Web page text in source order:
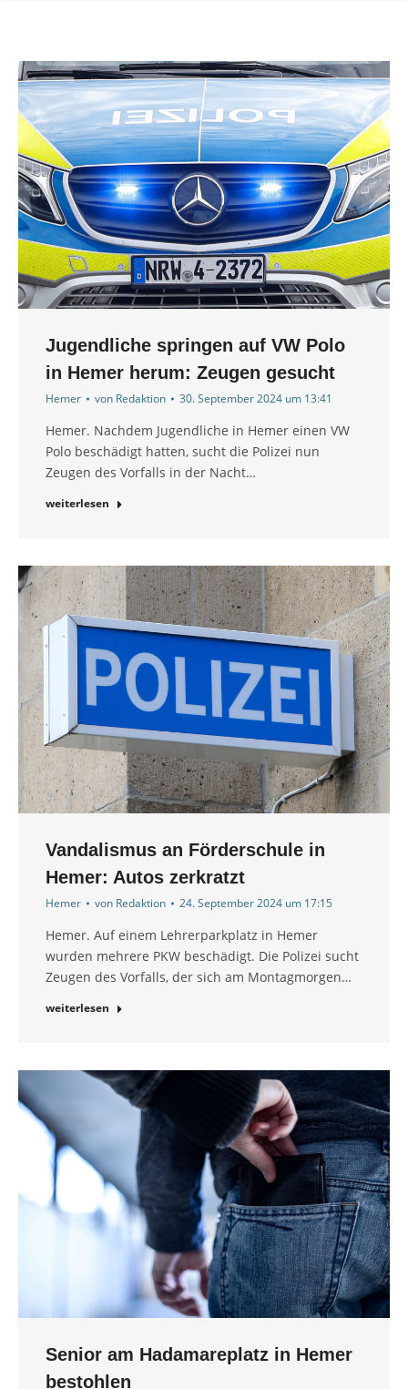
Jugendliche springen auf VW Polo
in Hemer herum: Zeugen gesucht
Hemer von Redaktion 30. September 2024 um 13:41
Hemer. Nachdem Jugendliche in Hemer einen VW
Polo beschädigt hatten, sucht die Polizei nun
Zeugen des Vorfalls in der Nacht…
weiterlesen
Vandalismus an Förderschule in
Hemer: Autos zerkratzt
Hemer von Redaktion 24. September 2024 um 17:15
Hemer. Auf einem Lehrerparkplatz in Hemer
wurden mehrere PKW beschädigt. Die Polizei sucht
Zeugen des Vorfalls, der sich am Montagmorgen…
weiterlesen
Senior am Hadamareplatz in Hemer
bestohlen